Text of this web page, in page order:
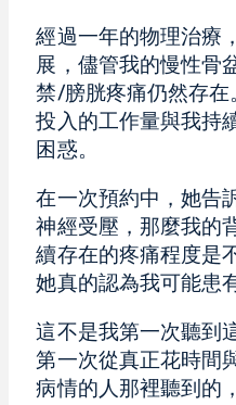
經過一年的物理治療
展，儘管我的慢性骨
禁/膀胱疼痛仍然存
投入的工作量與我持
困惑。
在一次預約中，她告
神經受壓，那麼我的
續存在的疼痛程度是
她真的認為我可能患
這不是我第一次聽到
第一次從真正花時間
病情的人那裡聽到的